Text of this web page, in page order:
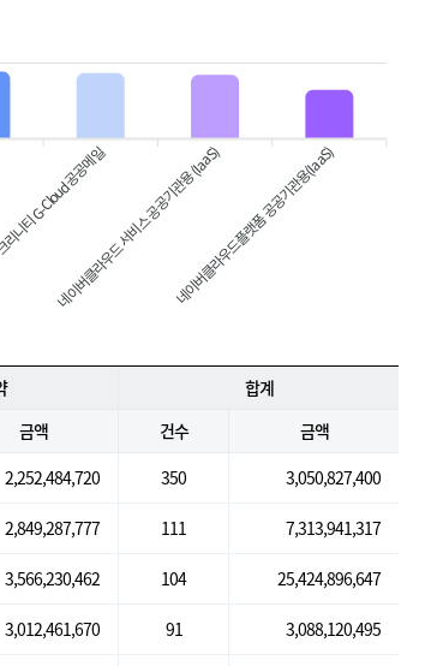
크리니티 G-Cloud 공공메일
네이버클라우드 서비스 공공기관용 (IaaS)네이버클라우드플랫폼 공공기관용(IaaS)
합계
금액 건수
금액
2,252,484,720 350 3,050,827,400
2,849,287,777 111 7,313,941,317
3,566,230,462 104 25,424,896,647
3,012,461,670 91 3,088,120,495